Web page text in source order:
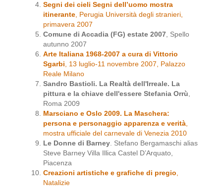
Segni dei cieli Segni dell’uomo mostra
itinerante, Perugia Università degli stranieri,
primavera 2007
Comune di Accadia (FG) estate 2007, Spello
autunno 2007
Arte Italiana 1968-2007 a cura di Vittorio
Sgarbi , 13 luglio-11 novembre 2007, Palazzo
Reale Milano
Sandro Bastioli. La Realtà dell'Irreale. La
pittura e la chiave dell'essere Stefania Orrù
Roma 2009
Marsciano e Oslo 2009. La Maschera:
persona e personaggio apparenza e verità,
mostra ufficiale del carnevale di Venezia 2010
Le Donne di Barney. Stefano Bergamaschi alias
Steve Barney Villa Illica Castel D’Arquato,
Piacenza
Creazioni artistiche e grafiche di pregio
Natalizie